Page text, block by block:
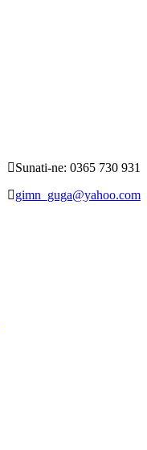
Sunati-ne: 0365 730 931
gimn_guga@yahoo.com